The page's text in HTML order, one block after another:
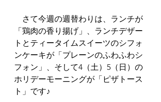
さて今週の週替わりは、ランチが
「鶏肉の香り揚げ」、ランチデザー
トとティータイムスイーツのシフォ
ンケーキが「プレーンのふわふわシ
フォン」、そして4（土）5（日）の
ホリデーモーニングが「ピザトース
ト」です♪